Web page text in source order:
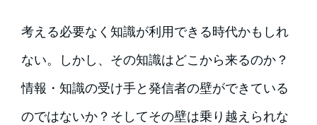
考える必要なく知識が利用できる時代かもしれ
ない。しかし、その知識はどこから来るのか？
情報・知識の受け手と発信者の壁ができている
のではないか？そしてその壁は乗り越えられな